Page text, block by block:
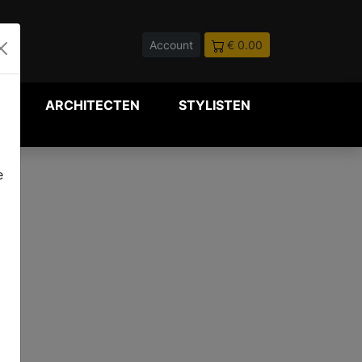
Account € 0.00
ARCHITECTEN STYLISTEN